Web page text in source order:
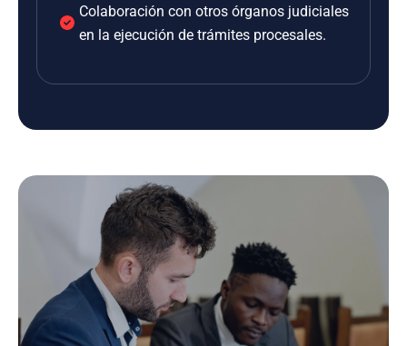
Colaboración con otros órganos judiciales
en la ejecución de trámites procesales.